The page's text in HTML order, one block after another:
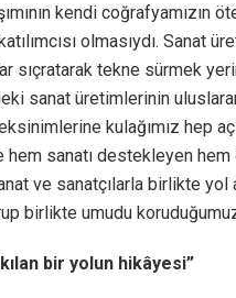
kendi
olmasıydı. Sanat
sıçratarak tekne sürmek
sanat üretimlerinin
kulağımız hep
sanatı destekleyen
ve sanatçılarla birlikte
birlikte umudu
bir yolun hikâyesi”